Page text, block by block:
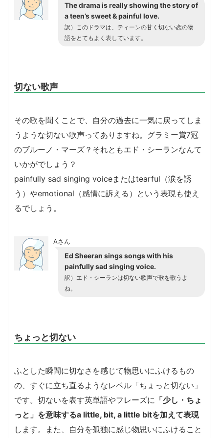
The drama is really showing the story of
a teen’s sweet & painful love.
訳）このドラマは、ティーンの甘く切ない恋の物
語をとてもよく表しています。
切ない歌声
その歌を聞くことで、自分の過去に一気に戻ってしま
うような切ない歌声ってありますね。グラミー賞7冠
のブルーノ・マーズ？それともエド・シーランなんて
いかがでしょう？
painfully sad singing voiceまたはtearful（涙を誘
う）やemotional（感情に訴える）という表現も使え
るでしょう。
Aさん
Ed Sheeran sings songs with his
painfully sad singing voice.
訳）エド・シーランは切ない歌声で歌を歌うよ
ね。
ちょっと切ない
ふとした瞬間に切なさを感じて物思いにふけるもの
の、すぐに立ち直るようなレベル「ちょっと切ない」
です。切ないを表す英単語やフレーズに 「少し・ちょ
っと」を意味するa little, bit, a little bitを加えて表現
します。また、自分を孤独に感じ物思いにふけること